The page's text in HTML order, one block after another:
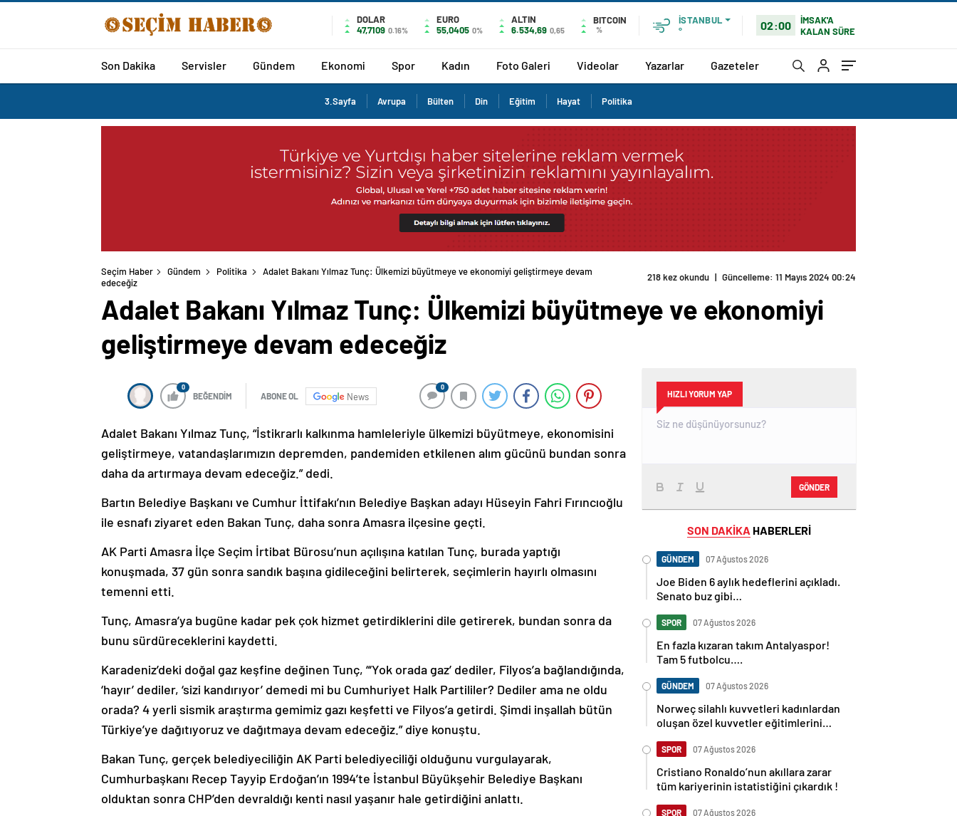
DOLAR
47,7109 0.16%
EURO
55,0405 0%
ALTIN
6.534,69 0,65
BITCOIN
%
İSTANBUL
°
02:00
İMSAK'A
KALAN SÜRE
Son Dakika Servisler Gündem Ekonomi Spor Kadın Foto Galeri Videolar Yazarlar Gazeteler
3.Sayfa Avrupa Bülten Din Eğitim Hayat Politika
Seçim Haber Gündem Politika Adalet Bakanı Yılmaz Tunç: Ülkemizi büyütmeye ve ekonomiyi geliştirmeye devam edeceğiz
Adalet Bakanı Yılmaz Tunç: Ülkemizi büyütmeye ve ekonomiyi
geliştirmeye devam edeceğiz
News
geliştirmeye, vatandaşlarımızın depremden, pandemiden etkilenen alım gücünü bundan sonra
daha da artırmaya devam edeceğiz.” dedi.
ile esnafı ziyaret eden Bakan Tunç, daha sonra Amasra ilçesine geçti.
konuşmada, 37 gün sonra sandık başına gidileceğini belirterek, seçimlerin hayırlı olmasını
temenni etti.
bunu sürdüreceklerini kaydetti.
‘hayır’ dediler, ‘sizi kandırıyor’ demedi mi bu Cumhuriyet Halk Partililer? Dediler ama ne oldu
orada? 4 yerli sismik araştırma gemimiz gazı keşfetti ve Filyos’a getirdi. Şimdi inşallah bütün
Türkiye’ye dağıtıyoruz ve dağıtmaya devam edeceğiz.” diye konuştu.
Cumhurbaşkanı Recep Tayyip Erdoğan’ın 1994’te İstanbul Büyükşehir Belediye Başkanı
olduktan sonra CHP’den devraldığı kenti nasıl yaşanır hale getirdiğini anlattı.
HIZLI YORUM YAP
GÖNDER
Joe Biden 6 aylık hedeflerini açıkladı.
Senato buz gibi…
En fazla kızaran takım Antalyaspor!
Tam 5 futbolcu….
Norweç silahlı kuvvetleri kadınlardan
oluşan özel kuvvetler eğitimlerini
başlattı.
Cristiano Ronaldo’nun akıllara zarar
tüm kariyerinin istatistiğini çıkardık !